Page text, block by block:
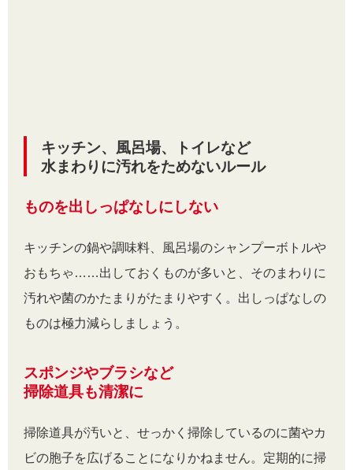
キッチン、風呂場、トイレなど
水まわりに汚れをためないルール
ものを出しっぱなしにしない
キッチンの鍋や調味料、風呂場のシャンプーボトルや
おもちゃ……出しておくものが多いと、そのまわりに
汚れや菌のかたまりがたまりやすく。出しっぱなしの
ものは極力減らしましょう。
スポンジやブラシなど
掃除道具も清潔に
掃除道具が汚いと、せっかく掃除しているのに菌やカ
ビの胞子を広げることになりかねません。定期的に掃